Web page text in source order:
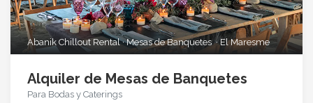
Abanik Chillout Rental · Mesas de Banquetes · El Maresme
Alquiler de Mesas de Banquetes
Para Bodas y Caterings